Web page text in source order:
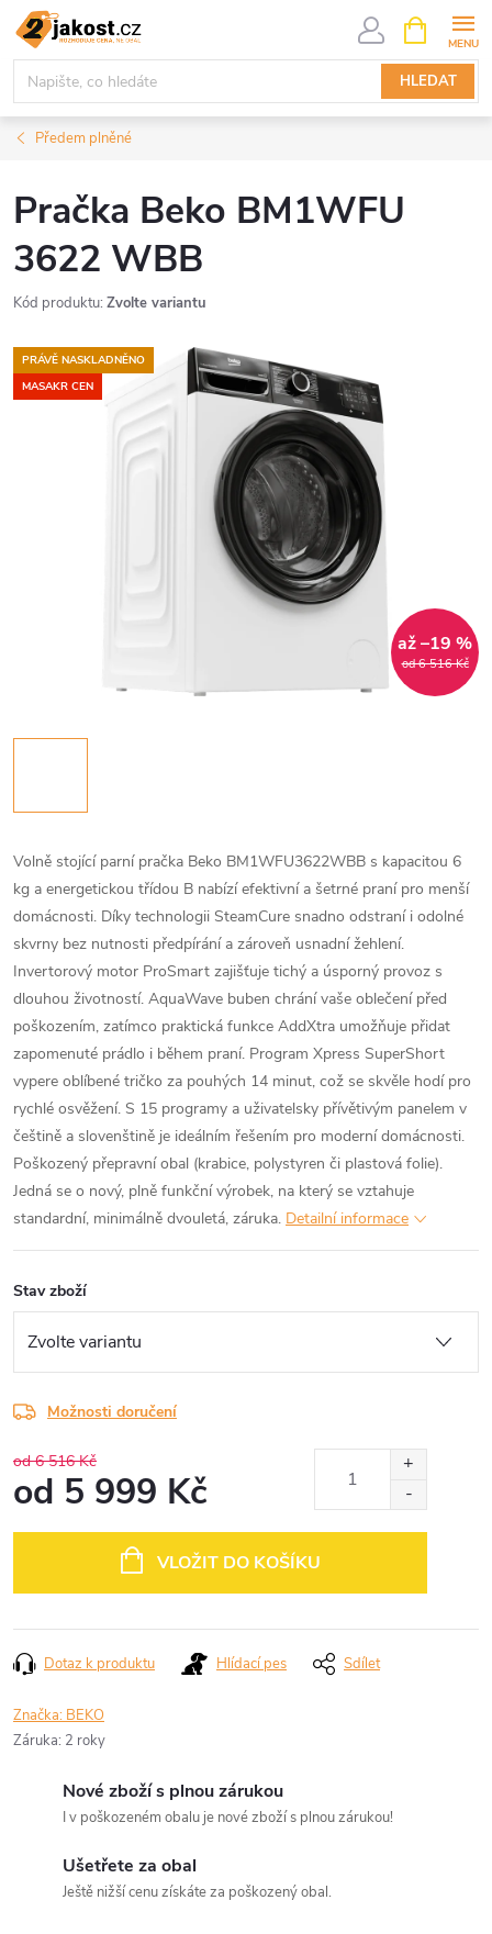
Přejít
obsah
HLEDAT
NÁKUPNÍ
KOŠÍK
Předem plněné
Pračka Beko BM1WFU
3622 WBB
Kód produktu: Zvolte variantu
PRÁVĚ NASKLADNĚNO
MASAKR CEN
od 6 516 Kč
až –19 %
Volně stojící parní pračka Beko BM1WFU3622WBB s kapacitou 6
kg a energetickou třídou B nabízí efektivní a šetrné praní pro menší
domácnosti. Díky technologii SteamCure snadno odstraní i odolné
skvrny bez nutnosti předpírání a zároveň usnadní žehlení.
Invertorový motor ProSmart zajišťuje tichý a úsporný provoz s
dlouhou životností. AquaWave buben chrání vaše oblečení před
poškozením, zatímco praktická funkce AddXtra umožňuje přidat
zapomenuté prádlo i během praní. Program Xpress SuperShort
vypere oblíbené tričko za pouhých 14 minut, což se skvěle hodí pro
rychlé osvěžení. S 15 programy a uživatelsky přívětivým panelem v
češtině a slovenštině je ideálním řešením pro moderní domácnosti.
Poškozený přepravní obal (krabice, polystyren či plastová folie).
Jedná se o nový, plně funkční výrobek, na který se vztahuje
standardní, minimálně dvouletá, záruka. Detailní informace
Stav zboží
Možnosti doručení
od 6 516 Kč
od 5 999 Kč
VLOŽIT DO KOŠÍKU
Dotaz k produktu Hlídací pes Sdílet
Značka: BEKO
Záruka: 2 roky
Nové zboží s plnou zárukou
I v poškozeném obalu je nové zboží s plnou zárukou!
Ušetřete za obal
Ještě nižší cenu získáte za poškozený obal.